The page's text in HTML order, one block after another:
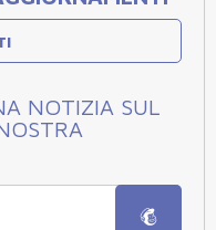
NOTIZIA SUL